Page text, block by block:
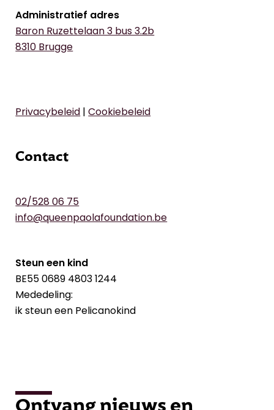
Administratief adres
Baron Ruzettelaan 3 bus 3.2b
8310 Brugge
Privacybeleid |Cookiebeleid
Contact
02/528 06 75
info@queenpaolafoundation.be
Steun een kind
BE55 0689 4803 1244
Mededeling:
ik steun een Pelicanokind